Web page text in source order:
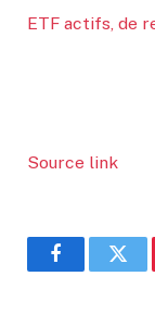
ETF actifs, de
Source link
Facebook